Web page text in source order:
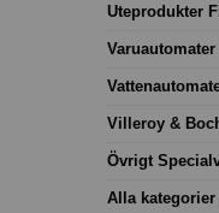
Uteprodukter
Varuautomater
Villeroy &
Övrigt
Alla kategorier